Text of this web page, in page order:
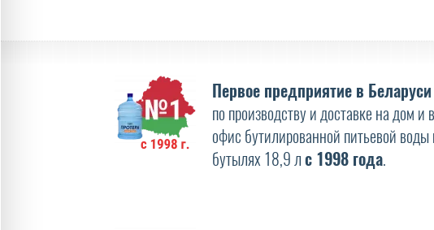
Первое предприятие в Беларуси
по производству и доставке на дом и в
офис бутилированной питьевой воды
бутылях 18,9 лс 1998 года.